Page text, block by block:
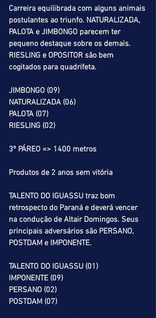
Carreira equilibrada com alguns animais
postulantes ao triunfo. NATURALIZADA,
PALOTA e JIMBONGO parecem ter
pequeno destaque sobre os demais.
RIESLING e OPOSITOR são bem
cogitados para quadrifeta.
JIMBONGO (09)
NATURALIZADA (06)
PALOTA (07)
RIESLING (02)
3º PÁREO => 1400 metros
Produtos de 2 anos sem vitória
TALENTO DO IGUASSU traz bom
retrospecto do Paraná e deverá vencer
na condução de Altair Domingos. Seus
principais adversários são PERSANO,
POSTDAM e IMPONENTE.
TALENTO DO IGUASSU (01)
IMPONENTE (09)
PERSANO (02)
POSTDAM (07)